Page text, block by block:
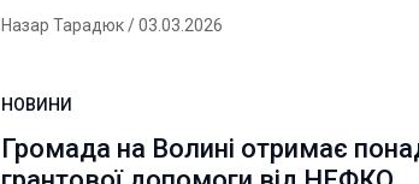
Назар Тарадюк/ 03.03.2026
НОВИНИ
Громада на Волині отримає